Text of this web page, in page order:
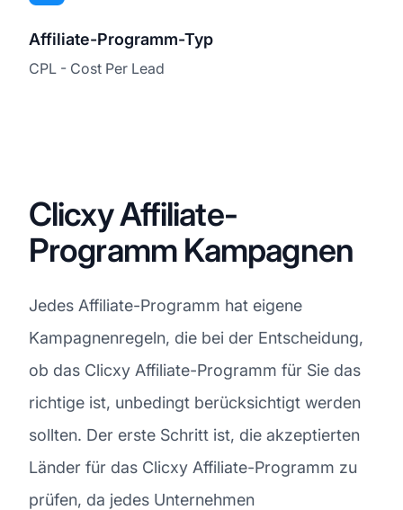
Affiliate-Programm-Typ
CPL - Cost Per Lead
Clicxy Affiliate-
Programm Kampagnen
Jedes Affiliate-Programm hat eigene
Kampagnenregeln, die bei der Entscheidung,
ob das Clicxy Affiliate-Programm für Sie das
richtige ist, unbedingt berücksichtigt werden
sollten. Der erste Schritt ist, die akzeptierten
Länder für das Clicxy Affiliate-Programm zu
prüfen, da jedes Unternehmen